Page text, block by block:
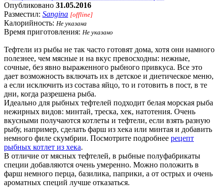
Опубликовано 31.05.2016
Разместил: Sangina [offline]
Калорийность: Не указана
Время приготовления: Не указано
Тефтели из рыбы не так часто готовят дома, хотя они намного
полезнее, чем мясные и на вкус превосходны: нежные,
сочные, без явно выраженного рыбного привкуса. Все это
дает возможность включать их в детское и диетическое меню,
а если исключить из состава яйцо, то и готовить в пост, в те
дни, когда разрешена рыба.
Идеально для рыбных тефтелей подходит белая морская рыба
нежирных видов: минтай, треска, хек, натотения. Очень
вкусными получаются котлеты и тефтели, если взять разную
рыбу, например, сделать фарш из хека или минтая и добавить
немного филе скумбрии. Посмотрите подробнее рецепт
рыбных котлет из хека.
В отличие от мясных тефтелей, в рыбные полуфабрикаты
специи добавляются очень умеренно. Можно положить в
фарш немного перца, базилика, паприки, а от острых и очень
ароматных специй лучше отказаться.